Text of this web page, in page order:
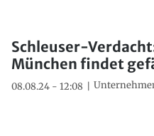
Schleuser-
München findet
08.08.24 - 12:08